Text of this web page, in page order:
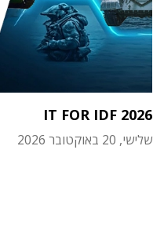
IT FOR IDF 2026
שלישי, 20 באוקטובר 2026